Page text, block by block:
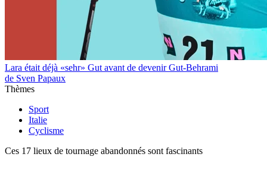
Lara était déjà «sehr» Gut avant de devenir Gut-Behrami
de Sven Papaux
Thèmes
Sport
Italie
Cyclisme
Ces 17 lieux de tournage abandonnés sont fascinants